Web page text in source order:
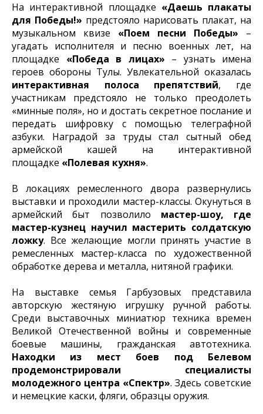
На интерактивной площадке «Даешь плакаты
для Победы!» предстояло нарисовать плакат, на
музыкальном квизе «Поем песни Победы» –
угадать исполнителя и песню военных лет, на
площадке «Победа в лицах» – узнать имена
героев обороны Тулы. Увлекательной оказалась
интерактивная полоса препятствий, где
участникам предстояло не только преодолеть
«минные поля», но и достать секретное послание и
передать шифровку с помощью телеграфной
азбуки. Наградой за труды стал сытный обед
армейской кашей на интерактивной
площадке «Полевая кухня».
В локациях ремесленного двора развернулись
выставки и проходили мастер-классы. Окунуться в
армейский быт позволило мастер-шоу, где
мастер-кузнец научил мастерить солдатскую
ложку. Все желающие могли принять участие в
ремесленных мастер-класса по художественной
обработке дерева и металла, нитяной графики.
На выставке семья Гарбузовых представила
авторскую жестяную игрушку ручной работы.
Среди выставочных миниатюр техника времен
Великой Отечественной войны и современные
боевые машины, гражданская автотехника.
Находки из мест боев под Белевом
продемонстрировали специалисты
молодежного центра «Спектр». Здесь советские
и немецкие каски, фляги, образцы оружия.